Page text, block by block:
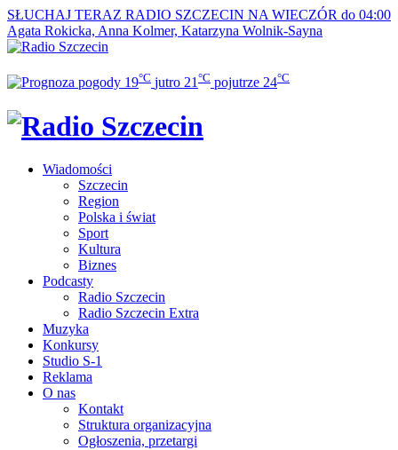
SŁUCHAJ TERAZ RADIO SZCZECIN NA WIECZÓR do 04:00
Agata Rokicka, Anna Kolmer, Katarzyna Wolnik-Sayna
19°C jutro 21 °C pojutrze 24°C
Wiadomości
Szczecin
Region
Polska i świat
Sport
Kultura
Biznes
Podcasty
Radio Szczecin
Radio Szczecin Extra
Muzyka
Konkursy
Studio S-1
Reklama
O nas
Kontakt
Struktura organizacyjna
Ogłoszenia, przetargi